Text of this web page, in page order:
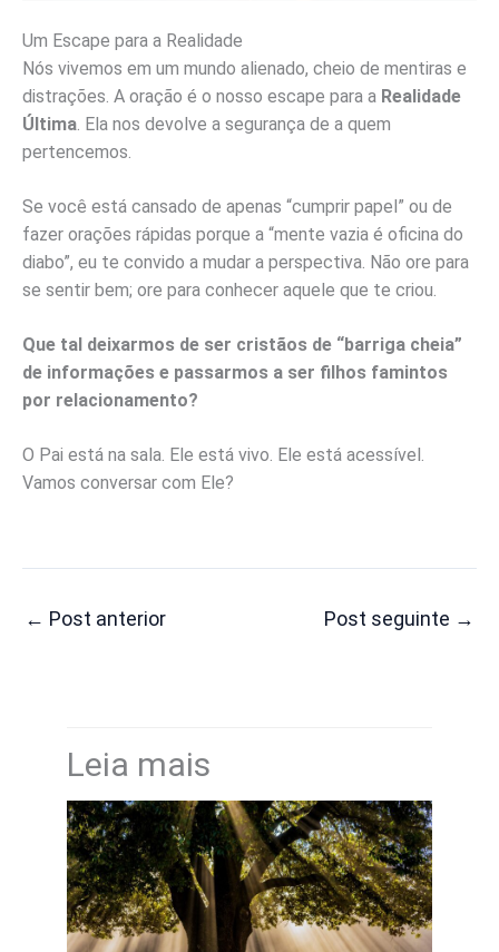
Um Escape para a Realidade
Nós vivemos em um mundo alienado, cheio de mentiras e
distrações. A oração é o nosso escape para a Realidade
Última. Ela nos devolve a segurança de a quem
pertencemos.
Se você está cansado de apenas “cumprir papel” ou de
fazer orações rápidas porque a “mente vazia é oficina do
diabo”, eu te convido a mudar a perspectiva. Não ore para
se sentir bem; ore para conhecer aquele que te criou.
Que tal deixarmos de ser cristãos de “barriga cheia”
de informações e passarmos a ser filhos famintos
por relacionamento?
O Pai está na sala. Ele está vivo. Ele está acessível.
Vamos conversar com Ele?
← Post anterior Post seguinte →
Leia mais